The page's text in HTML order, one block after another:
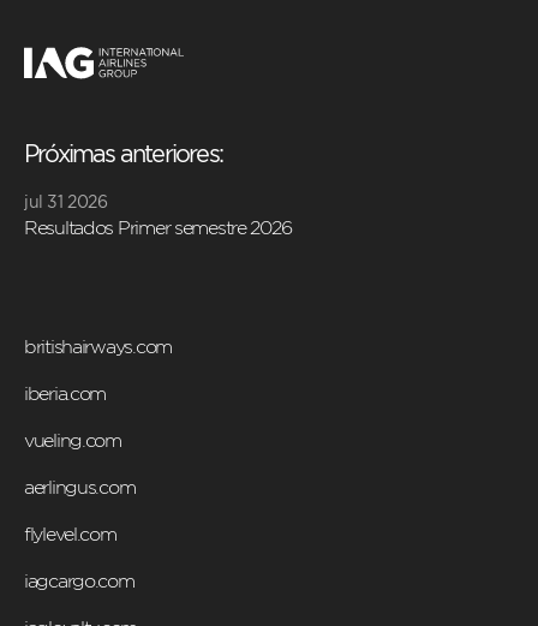
Próximas anteriores:
jul 31 2026
Resultados Primer semestre 2026
britishairways.com
iberia.com
vueling.com
aerlingus.com
flylevel.com
iagcargo.com